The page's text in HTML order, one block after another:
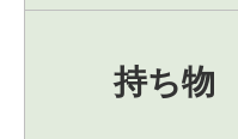
持ち物